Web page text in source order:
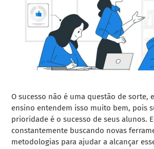
O sucesso não é uma questão de sorte,
ensino entendem isso muito bem, pois
prioridade é o sucesso de seus alunos.
constantemente buscando novas
metodologias para ajudar a alcançar